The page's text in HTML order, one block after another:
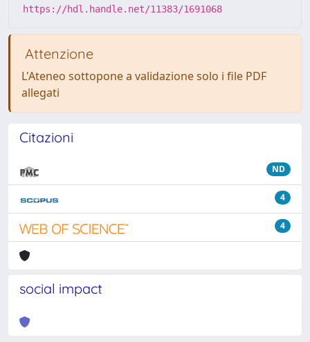
https://hdl.handle.net/11383/1691068
Attenzione
L'Ateneo sottopone a validazione solo i file PDF
allegati
Citazioni
ND
4
4
social impact